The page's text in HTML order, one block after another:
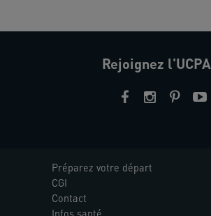
Rejoignez l'UCPA
Préparez votre départ
CGI
Contact
Infos santé